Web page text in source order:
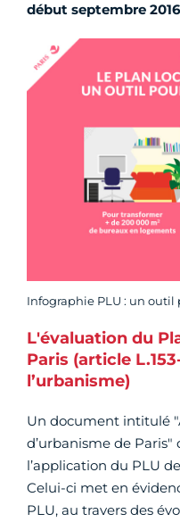
début septembre
Infographie PLU : un
L'évaluation du
Paris (article
l’urbanisme)
Un document intitulé
d’urbanisme de Paris"
l’application du PLU
Celui-ci met en
PLU, au travers des